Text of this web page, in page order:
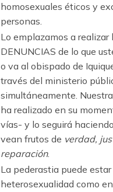
homosexuales éticos y
personas.
Lo emplazamos a realizar
DENUNCIAS de lo que
o va al obispado de
través del ministerio
simultáneamente.
ha realizado en su
vías- y lo seguirá
vean frutos de verdad,
reparación.
La pederastia puede
heterosexualidad como